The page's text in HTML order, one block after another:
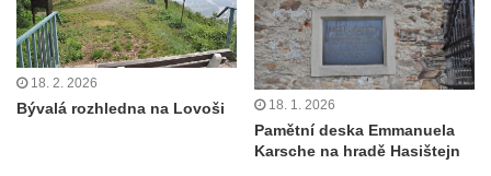
18. 2. 2026
Bývalá rozhledna na Lovoši 18. 1. 2026
Pamětní deska Emmanuela
Karsche na hradě Hasištejn